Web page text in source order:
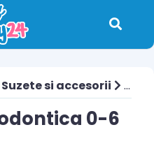
Suzete si accesorii
0-6